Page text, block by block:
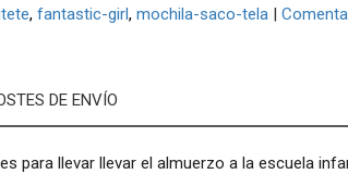
fantastic-girl mochila-saco-tela |
DE ENVÍO
para llevar llevar el almuerzo a la escuela